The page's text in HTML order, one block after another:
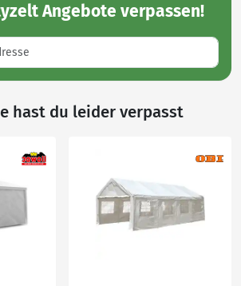
Angebote verpassen!
hast du leider verpasst